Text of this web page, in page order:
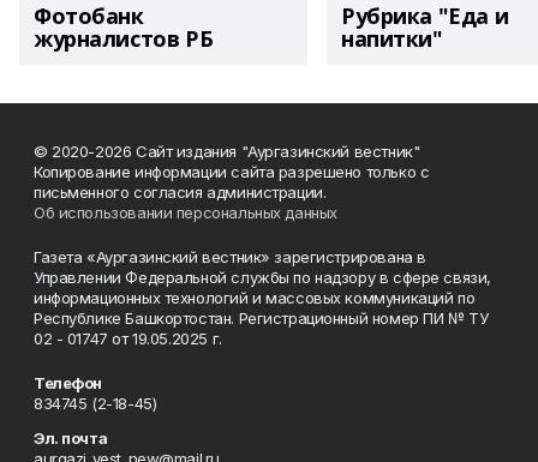
Фотобанк
журналистов РБ
Рубрика "Еда и
напитки"
© 2020-2026 Сайт издания "Аургазинский вестник"
Копирование информации сайта разрешено только с
письменного согласия администрации.
Об использовании персональных данных
Газета «Аургазинский вестник» зарегистрирована в
Управлении Федеральной службы по надзору в сфере связи,
информационных технологий и массовых коммуникаций по
Республике Башкортостан. Регистрационный номер ПИ № ТУ
02 - 01747 от 19.05.2025 г.
Телефон
834745 (2-18-45)
Эл. почта